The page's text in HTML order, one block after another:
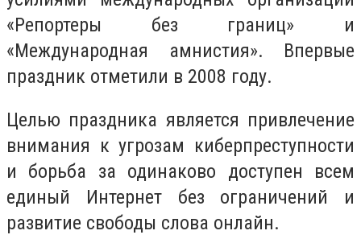
«Репортеры без границ» и
«Международная амнистия». Впервые
праздник отметили в 2008 году.
Целью праздника является привлечение
внимания к угрозам киберпреступности
и борьба за одинаково доступен всем
единый Интернет без ограничений и
развитие свободы слова онлайн.